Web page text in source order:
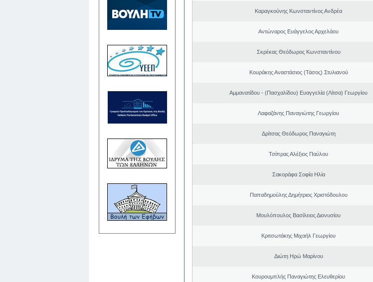
Καραγκούνης Κωνσταντίνος Ανδρέα
Αντώναρος Ευάγγελος Αρχελάου
Σκρέκας Θεόδωρος Κωνσταντίνου
Κουράκης Αναστάσιος (Τάσος) Στυλιανού
Αμμανατίδου - (Πασχαλίδου) Ευαγγελία (Λίτσα) Γεωργίου
Λαφαζάνης Παναγιώτης Γεωργίου
Δρίτσας Θεόδωρος Παναγιώτη
Τσίπρας Αλέξιος Παύλου
Σακοράφα Σοφία Ηλία
Παπαδημούλης Δημήτριος Χριστόδουλου
Μουλόπουλος Βασίλειος Διονυσίου
Κριτσωτάκης Μιχαήλ Γεωργίου
Διώτη Ηρώ Μαρίνου
Κουρουμπλής Παναγιώτης Ελευθερίου